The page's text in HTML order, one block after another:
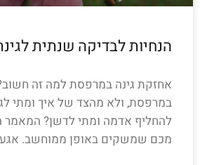
הנחיות לבדיקה שנתית
אחזקת גינה במרפסת למה זה
במרפסת, ולא מהצד של איך ומתי
להחליף אדמה ומתי לדשן? המאמר
מכם שמשקים באופן ממוחשב. אגע